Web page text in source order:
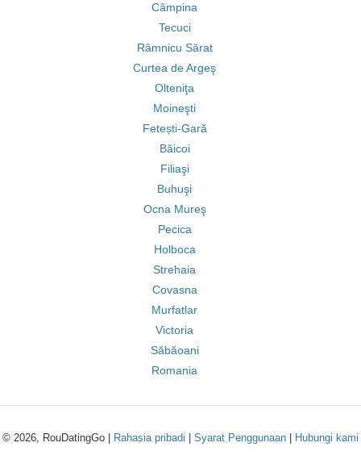
Câmpina
Tecuci
Râmnicu Sărat
Curtea de Argeş
Olteniţa
Moineşti
Fetești-Gară
Băicoi
Filiaşi
Buhuşi
Ocna Mureş
Pecica
Holboca
Strehaia
Covasna
Murfatlar
Victoria
Săbăoani
Romania
© 2026, RouDatingGo | Rahasia pribadi Syarat Penggunaan Hubungi kami